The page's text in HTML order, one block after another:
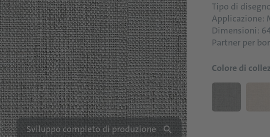
Sviluppo completo di produzione
Tipo di
Applicazione:
Dimensioni:
Partner per
Colore di